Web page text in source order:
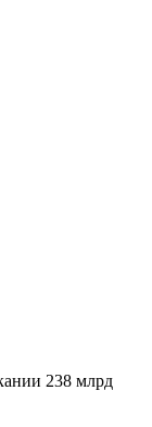
238 млрд